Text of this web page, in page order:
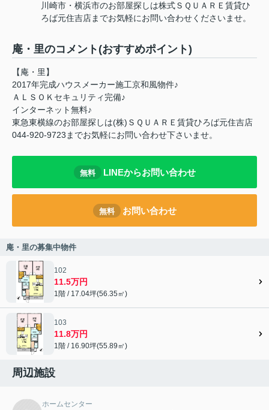
川崎市・横浜市のお部屋探しは株式ＳＱＵＡＲＥ賃貸ひ
ろば元住吉店までお気軽にお問い合わせくださいませ。
庵・里のコメント(おすすめポイント)
【庵・里】
2017年完成ハウスメーカー施工京和風物件♪
ＡＬＳＯＫセキュリティ完備♪
インターネット無料♪
東急東横線のお部屋探しは(株)ＳＱＵＡＲＥ賃貸ひろば元住吉店
044-920-9723までお気軽にお問い合わせ下さいませ。
無料 LINEからお問い合わせ
無料 お問い合わせ
庵・里の募集中物件
102
11.5万円
1階 / 17.04坪(56.35㎡)
103
11.8万円
1階 / 16.90坪(55.89㎡)
周辺施設
ホームセンター